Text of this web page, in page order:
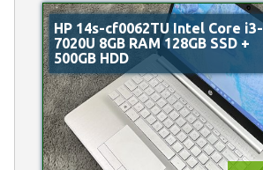
HP 14s-cf0062TU Intel Core i3-
7020U 8GB RAM 128GB SSD +
500GB HDD